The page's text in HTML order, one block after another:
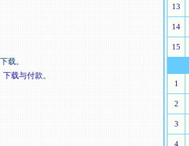
载。
下载与付款。
13
14
15
1
2
3
4